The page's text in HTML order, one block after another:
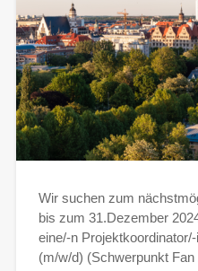
Wir suchen zum
bis zum 31.Dezember
eine/-n
(m/w/d) (Schwerpunkt